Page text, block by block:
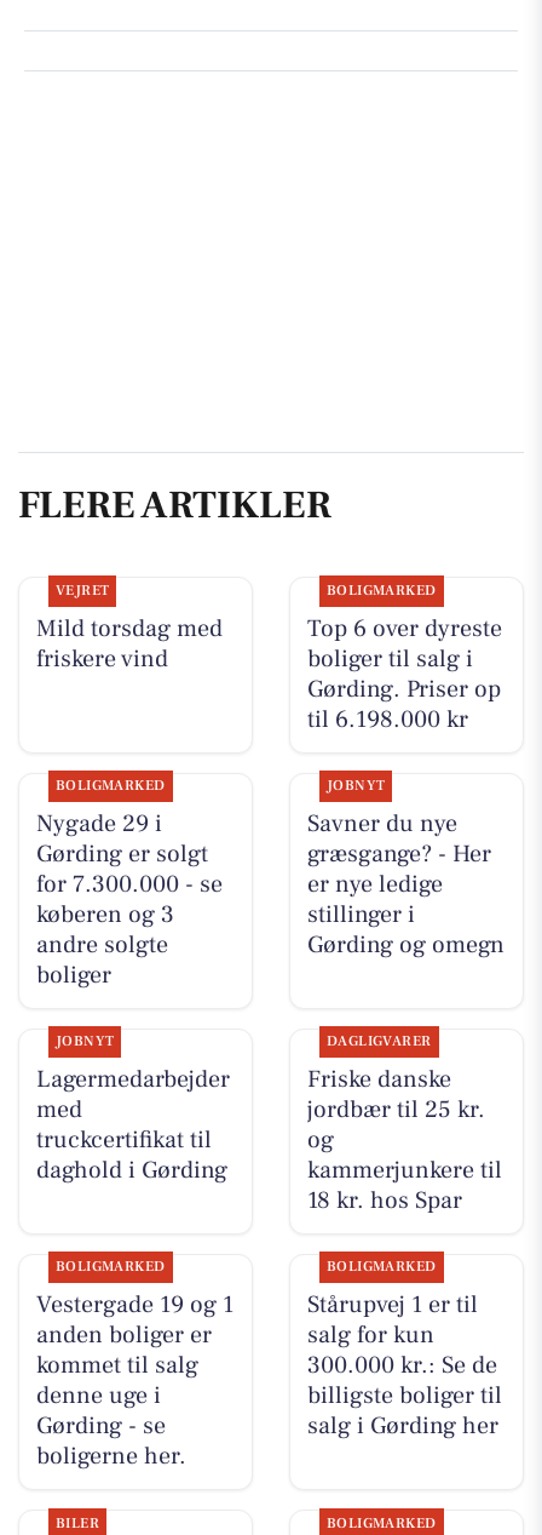
FLERE ARTIKLER
VEJRET
Mild torsdag med
friskere vind
BOLIGMARKED
Top 6 over dyreste
boliger til salg i
Gørding. Priser op
til 6.198.000 kr
BOLIGMARKED
Nygade 29 i
Gørding er solgt
for 7.300.000 - se
køberen og 3
andre solgte
boliger
JOBNYT
Savner du nye
græsgange? - Her
er nye ledige
stillinger i
Gørding og omegn
JOBNYT
Lagermedarbejder
med
truckcertifikat til
daghold i Gørding
DAGLIGVARER
Friske danske
jordbær til 25 kr.
og
kammerjunkere til
18 kr. hos Spar
BOLIGMARKED
Vestergade 19 og 1
anden boliger er
kommet til salg
denne uge i
Gørding - se
boligerne her.
BOLIGMARKED
Stårupvej 1 er til
salg for kun
300.000 kr.: Se de
billigste boliger til
salg i Gørding her
BILER BOLIGMARKED